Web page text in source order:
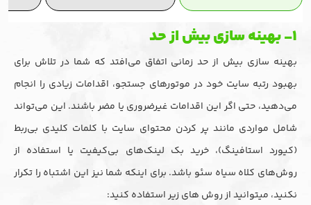
۱- بهینه سازی بیش از حد
بهینه سازی بیش از حد زمانی اتفاق می‌افتد که شما در تلاش برای
بهبود رتبه سایت خود در موتورهای جستجو، اقدامات زیادی را انجام
می‌دهید، حتی اگر این اقدامات غیرضروری یا مضر باشند. این می‌تواند
شامل مواردی مانند پر کردن محتوای سایت با کلمات کلیدی بی‌ربط
(کیورد استافینگ)، خرید بک لینک‌های بی‌کیفیت یا استفاده از
روش‌های کلاه سیاه سئو باشد. برای اینکه شما نیز این اشتباه را تکرار
نکنید، میتوانید از روش های زیر استفاده کنید: